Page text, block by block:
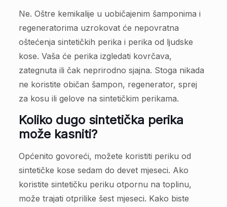
Ne. Oštre kemikalije u uobičajenim šamponima i
regeneratorima uzrokovat će nepovratna
oštećenja sintetičkih perika i perika od ljudske
kose. Vaša će perika izgledati kovrčava,
zategnuta ili čak neprirodno sjajna. Stoga nikada
ne koristite običan šampon, regenerator, sprej
za kosu ili gelove na sintetičkim perikama.
Koliko dugo sintetička perika
može kasniti?
Općenito govoreći, možete koristiti periku od
sintetičke kose sedam do devet mjeseci. Ako
koristite sintetičku periku otpornu na toplinu,
može trajati otprilike šest mjeseci. Kako biste